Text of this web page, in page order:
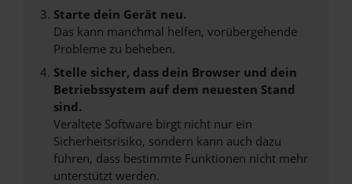
Starte dein Gerät neu.
Das kann manchmal helfen, vorübergehende
Probleme zu beheben.
Stelle sicher, dass dein Browser und dein
Betriebssystem auf dem neuesten Stand
sind.
Veraltete Software birgt nicht nur ein
Sicherheitsrisiko, sondern kann auch dazu
führen, dass bestimmte Funktionen nicht mehr
unterstützt werden.